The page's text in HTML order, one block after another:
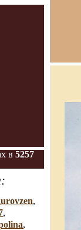
в 5257
,
,
,